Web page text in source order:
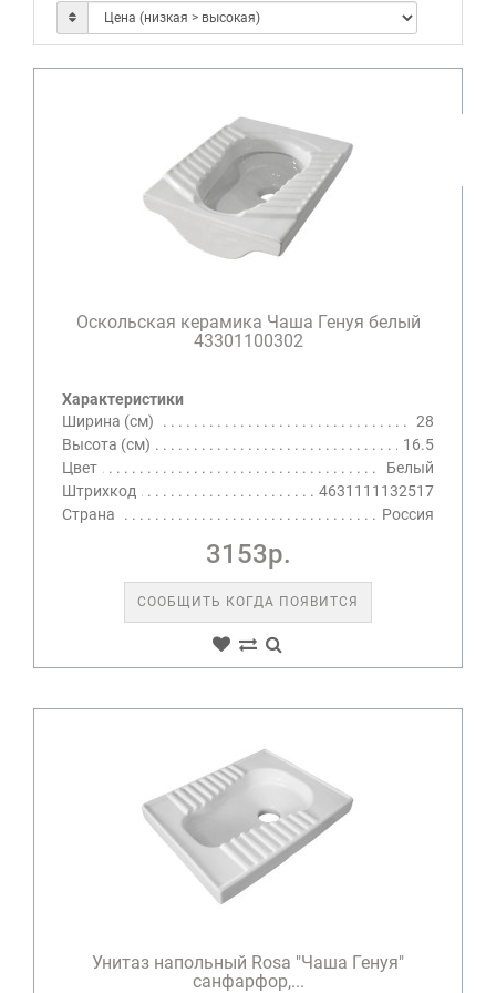
Оскольская керамика Чаша Генуя белый
43301100302
Характеристики
Ширина (см)
28
Высота (см)
16.5
Цвет
Белый
Штрихкод
4631111132517
Страна
Россия
3153р.
СООБЩИТЬ КОГДА ПОЯВИТСЯ
Унитаз напольный Rosa "Чаша Генуя"
санфарфор,...